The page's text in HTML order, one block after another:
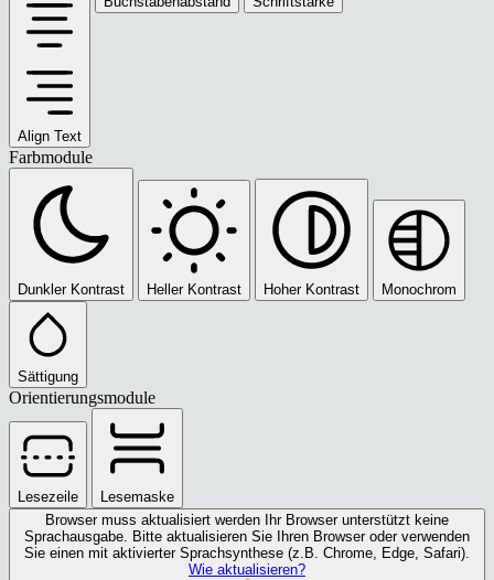
Align Text
Farbmodule
Dunkler Kontrast Heller Kontrast Hoher Kontrast Monochrom
Sättigung
Orientierungsmodule
Lesezeile
Lesemaske
Browser muss aktualisiert werden
Ihr Browser unterstützt keine
Sprachausgabe. Bitte aktualisieren Sie Ihren Browser oder verwenden
Sie einen mit aktivierter Sprachsynthese (z.B. Chrome, Edge, Safari).
Wie aktualisieren?